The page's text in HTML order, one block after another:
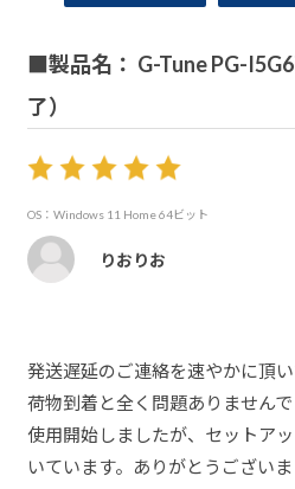
■製品名： G-Tune PG-
了）
OS：Windows 11 Home 64ビット
りおりお
発送遅延のご連絡を速やかに頂い
荷物到着と全く問題ありませんで
使用開始しましたが、セットア
いています。ありがとうございま